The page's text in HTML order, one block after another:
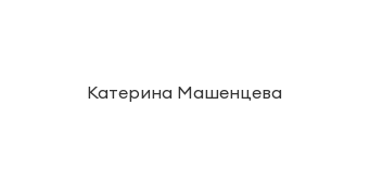
Катерина Машенцева